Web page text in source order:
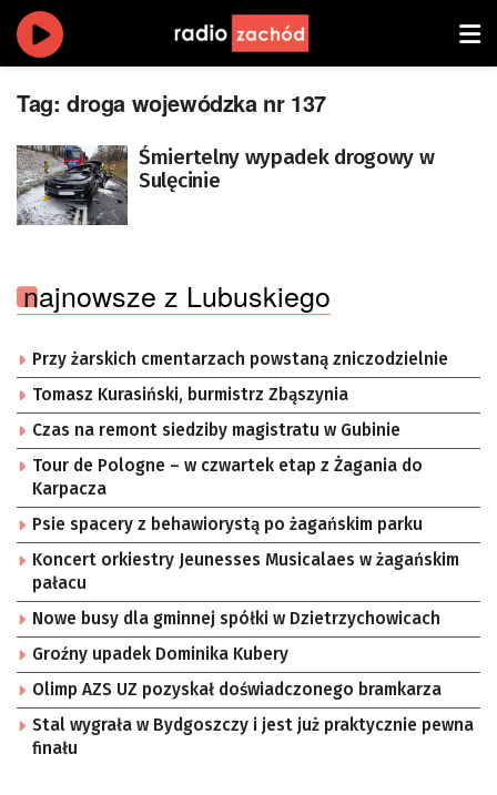
Tag: droga wojewódzka nr 137
Śmiertelny wypadek drogowy w
Sulęcinie
najnowsze z Lubuskiego
Przy żarskich cmentarzach powstaną zniczodzielnie
Tomasz Kurasiński, burmistrz Zbąszynia
Czas na remont siedziby magistratu w Gubinie
Tour de Pologne – w czwartek etap z Żagania do
Karpacza
Psie spacery z behawiorystą po żagańskim parku
Koncert orkiestry Jeunesses Musicalaes w żagańskim
pałacu
Nowe busy dla gminnej spółki w Dzietrzychowicach
Groźny upadek Dominika Kubery
Olimp AZS UZ pozyskał doświadczonego bramkarza
Stal wygrała w Bydgoszczy i jest już praktycznie pewna
finału